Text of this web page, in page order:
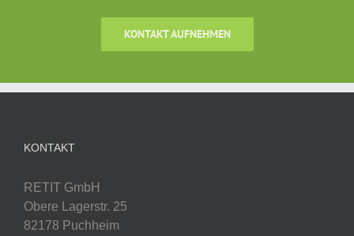
KONTAKT AUFNEHMEN
KONTAKT
RETIT GmbH
Obere Lagerstr. 25
82178 Puchheim